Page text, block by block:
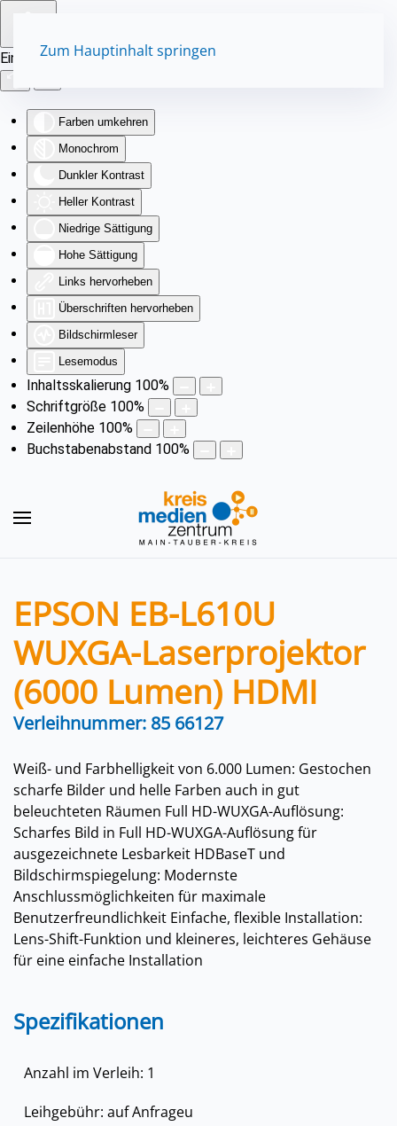
Eingabehilfen öffnen
Farben umkehren
Monochrom
Dunkler Kontrast
Heller Kontrast
Niedrige Sättigung
Hohe Sättigung
Links hervorheben
Überschriften hervorheben
Bildschirmleser
Lesemodus
Inhaltsskalierung 100%
Schriftgröße 100%
Zeilenhöhe 100%
Buchstabenabstand 100%
Zum Hauptinhalt springen
EPSON EB-L610U
WUXGA-Laserprojektor
(6000 Lumen) HDMI
Verleihnummer: 85 66127
Weiß- und Farbhelligkeit von 6.000 Lumen: Gestochen
scharfe Bilder und helle Farben auch in gut
beleuchteten Räumen Full HD-WUXGA-Auflösung:
Scharfes Bild in Full HD-WUXGA-Auflösung für
ausgezeichnete Lesbarkeit HDBaseT und
Bildschirmspiegelung: Modernste
Anschlussmöglichkeiten für maximale
Benutzerfreundlichkeit Einfache, flexible Installation:
Lens-Shift-Funktion und kleineres, leichteres Gehäuse
für eine einfache Installation
Spezifikationen
Anzahl im Verleih: 1
Leihgebühr: auf Anfrageu